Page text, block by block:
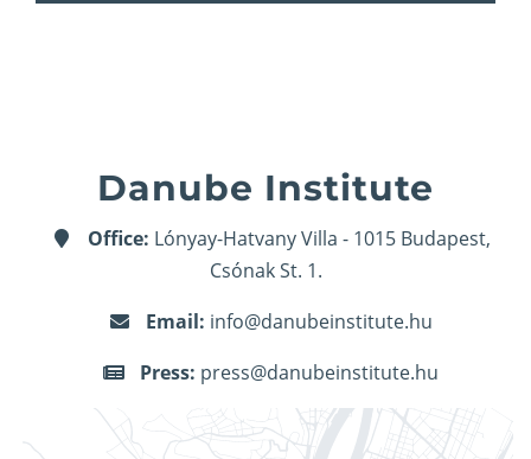
Danube Institute
Office: Lónyay-Hatvany Villa - 1015 Budapest,
Csónak St. 1.
Email: info@danubeinstitute.hu
Press: press@danubeinstitute.hu